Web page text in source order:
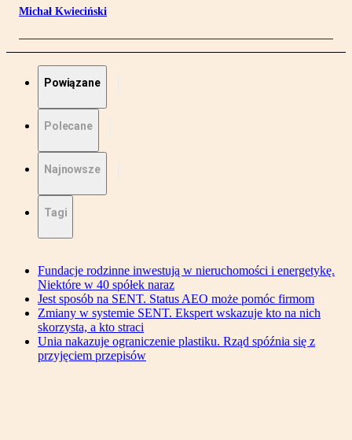
Michał Kwieciński
Powiązane
Polecane
Najnowsze
Tagi
Fundacje rodzinne inwestują w nieruchomości i energetykę.
Niektóre w 40 spółek naraz
Jest sposób na SENT. Status AEO może pomóc firmom
Zmiany w systemie SENT. Ekspert wskazuje kto na nich
skorzysta, a kto straci
Unia nakazuje ograniczenie plastiku. Rząd spóźnia się z
przyjęciem przepisów